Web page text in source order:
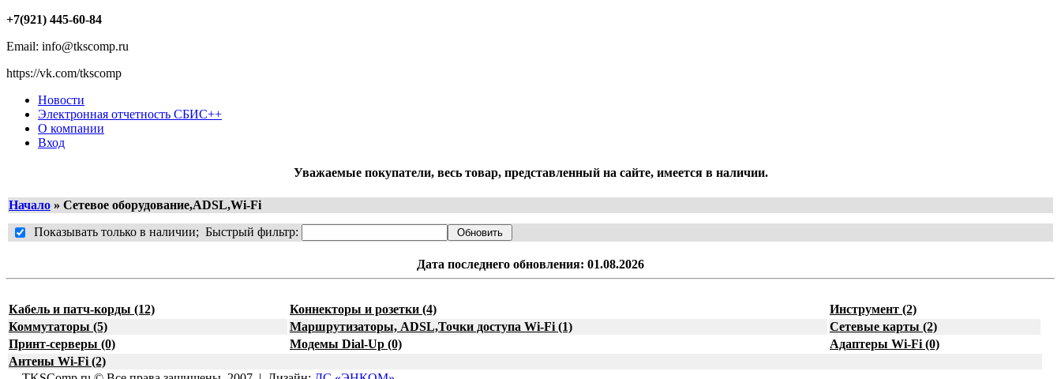
+7(921) 445-60-84
Email: info@tkscomp.ru
https://vk.com/tkscomp
Новости
Электронная отчетность СБИС++
О компании
Вход
Уважаемые покупатели, весь товар, представленный на сайте, имеется в наличии.
Начало » Сетевое оборудование,ADSL,Wi-Fi
Показывать только в наличии; Быстрый фильтр:
Дата последнего обновления: 01.08.2026
Кабель и патч-корды (12) Коннекторы и розетки (4)
Инструмент (2)
Коммутаторы (5)
Маршрутизаторы, ADSL,Точки доступа Wi-Fi (1)
Сетевые карты (2)
Принт-серверы (0)
Модемы Dial-Up (0)
Адаптеры Wi-Fi (0)
Антены Wi-Fi (2)